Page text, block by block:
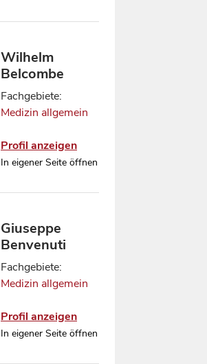
Wilhelm
Belcombe
Fachgebiete:
Medizin allgemein
Profil anzeigen
In eigener Seite öffnen
Giuseppe
Benvenuti
Fachgebiete:
Medizin allgemein
Profil anzeigen
In eigener Seite öffnen